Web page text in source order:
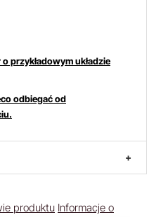
przykładowym układzie
odbiegać od
+
produktu Informacje o
interesują się